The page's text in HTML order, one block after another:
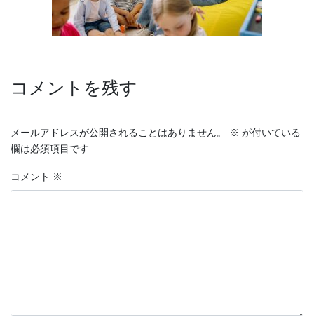
コメントを残す
メールアドレスが公開されることはありません。 ※ が付いている
欄は必須項目です
コメント ※